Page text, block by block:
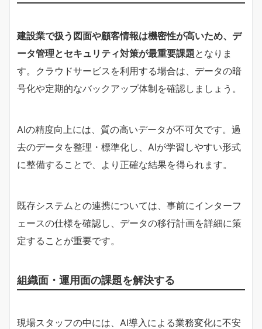
建設業で扱う図面や顧客情報は機密性が高いため、デ
ータ管理とセキュリティ対策が最重要課題となりま
す。クラウドサービスを利用する場合は、データの暗
号化や定期的なバックアップ体制を確認しましょう。
AIの精度向上には、質の高いデータが不可欠です。過
去のデータを整理・標準化し、AIが学習しやすい形式
に整備することで、より正確な結果を得られます。
既存システムとの連携については、事前にインターフ
ェースの仕様を確認し、データの移行計画を詳細に策
定することが重要です。
組織面・運用面の課題を解決する
現場スタッフの中には、AI導入による業務変化に不安